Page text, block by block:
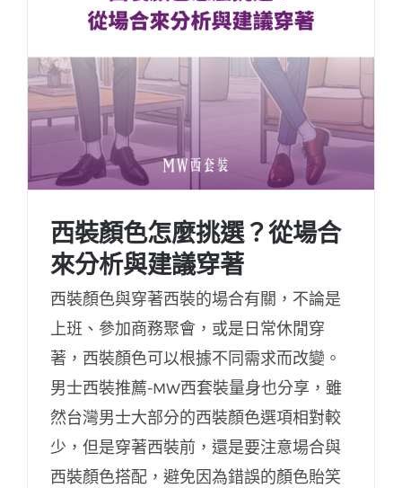
西裝顏色怎麼挑選？從場合來分析與建議穿
西裝顏色怎麼挑選？從場合
來分析與建議穿著
西裝顏色與穿著西裝的場合有關，不論是
上班、參加商務聚會，或是日常休閒穿
著，西裝顏色可以根據不同需求而改變。
男士西裝推薦-MW西套裝量身也分享，雖
然台灣男士大部分的西裝顏色選項相對較
少，但是穿著西裝前，還是要注意場合與
西裝顏色搭配，避免因為錯誤的顏色貽笑